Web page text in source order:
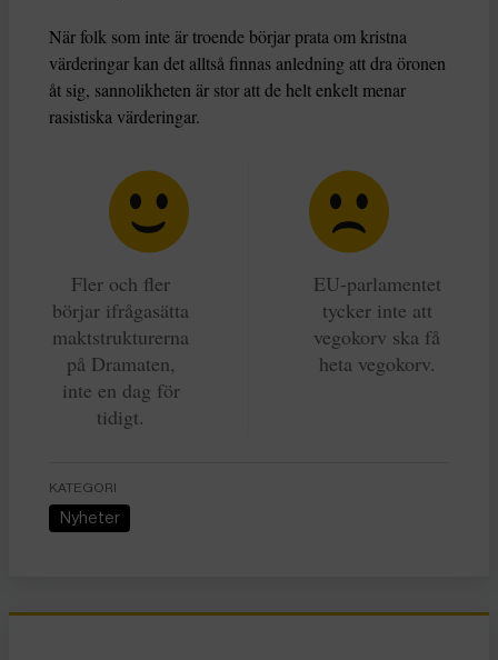
När folk som inte är troende börjar prata om kristna
värderingar kan det alltså finnas anledning att dra öronen
åt sig, sannolikheten är stor att de helt enkelt menar
rasistiska värderingar.
Fler och fler
börjar ifrågasätta
maktstrukturerna
på Dramaten,
inte en dag för
tidigt.
EU-parlamentet
tycker inte att
vegokorv ska få
heta vegokorv.
KATEGORI
Nyheter